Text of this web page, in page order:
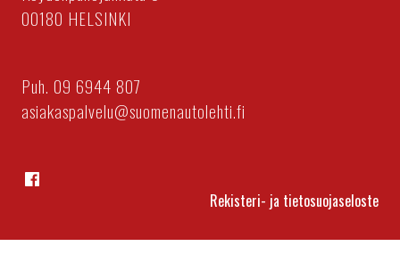
00180 HELSINKI
Puh. 09 6944 807
asiakaspalvelu@suomenautolehti.fi
Rekisteri- ja tietosuojaseloste